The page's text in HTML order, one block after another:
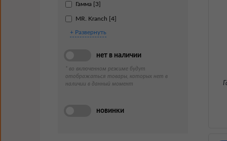
Гамма [3]
MR. Kranch [4]
+ Развернуть
нет в наличии
* во включенном режиме будут
отображаться товары, которых нет в
наличии в данный момент
новинки